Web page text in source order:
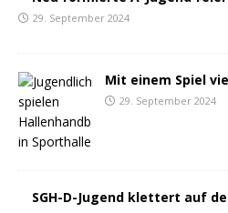
29. September 2024
Mit einem Spiel
29. September 2024
SGH-D-Jugend klettert auf